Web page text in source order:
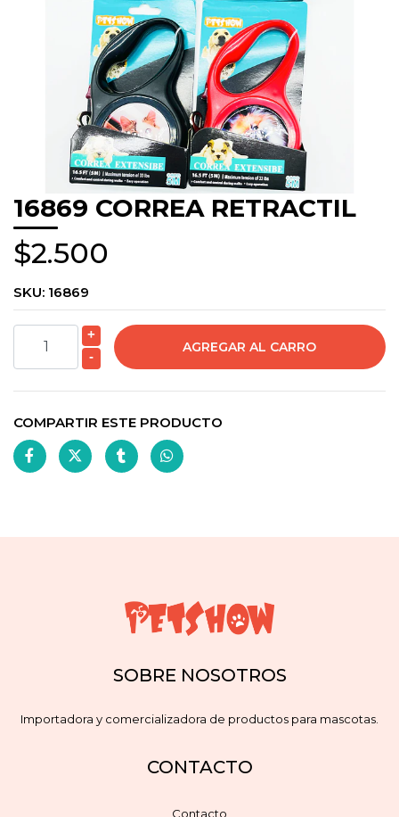
16869 CORREA RETRACTIL
$2.500
SKU: 16869
+
-
COMPARTIR ESTE PRODUCTO
SOBRE NOSOTROS
Importadora y comercializadora de productos para mascotas.
CONTACTO
Contacto